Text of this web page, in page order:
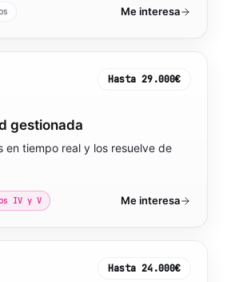
Me interesa
Hasta 29.000€
gestionada
en tiempo real y los resuelve de
IV y V Me interesa
Hasta 24.000€